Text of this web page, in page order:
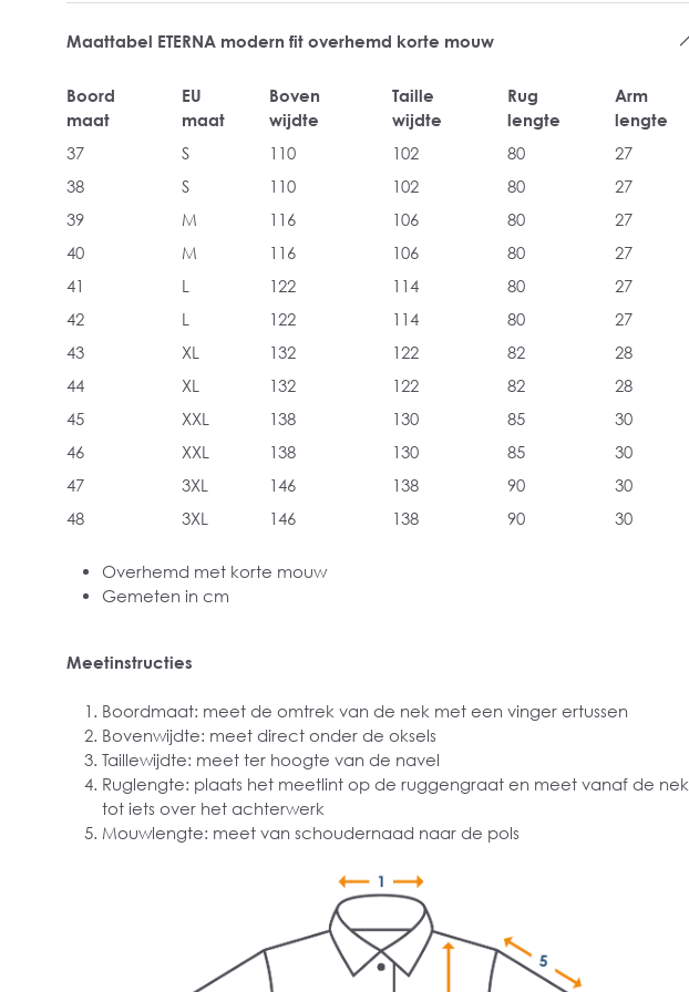
Maattabel ETERNA modern fit overhemd korte mouw
Boord
maat
EU
maat
Boven
wijdte
Taille
wijdte
Rug
lengte
Arm
lengte
37
S 110 102 80
27
38
S 110 102 80
27
39
M 116 106 80
27
40
M 116 106 80
27
41
L 122 114 80
27
42
L 122 114 80
27
43
XL 132 122 82
28
44
XL 132 122 82
28
45
XXL 138 130 85
30
46
XXL 138 130 85
30
47
3XL 146 138 90
30
48
3XL 146 138 90 30
Overhemd met korte mouw
Gemeten in cm
Meetinstructies
Boordmaat: meet de omtrek van de nek met een vinger ertussen
Bovenwijdte: meet direct onder de oksels
Taillewijdte: meet ter hoogte van de navel
Ruglengte: plaats het meetlint op de ruggengraat en meet vanaf de nek
tot iets over het achterwerk
Mouwlengte: meet van schoudernaad naar de pols